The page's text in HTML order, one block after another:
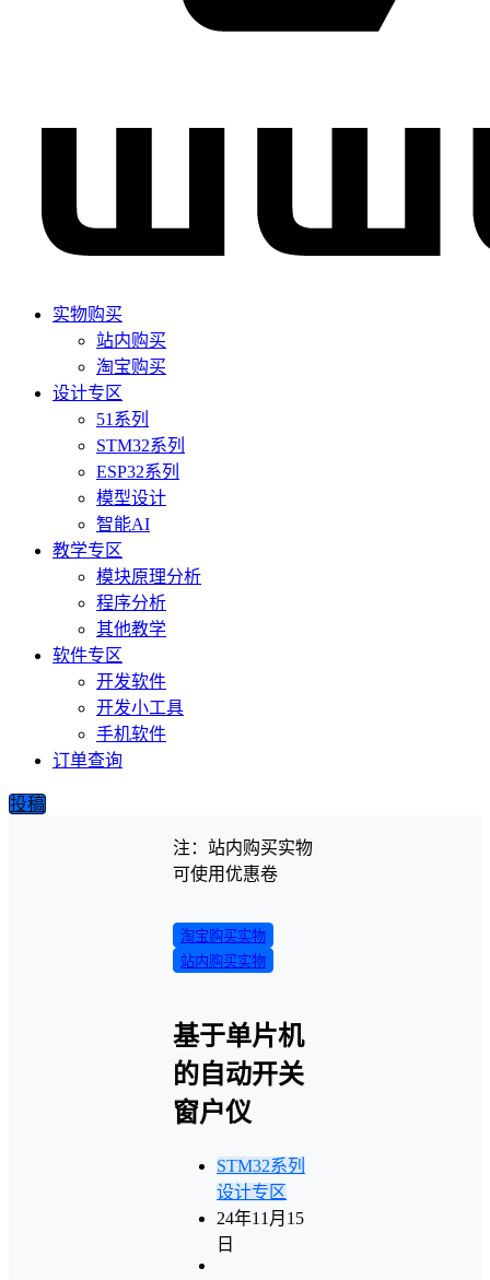
实物购买
站内购买
淘宝购买
设计专区
51系列
STM32系列
ESP32系列
模型设计
智能AI
教学专区
模块原理分析
程序分析
其他教学
软件专区
开发软件
开发小工具
手机软件
订单查询
投稿
注：站内购买实物
可使用优惠卷
淘宝购买实物
站内购买实物
基于单片机
的自动开关
窗户仪
STM32系列
设计专区
24年11月15
日